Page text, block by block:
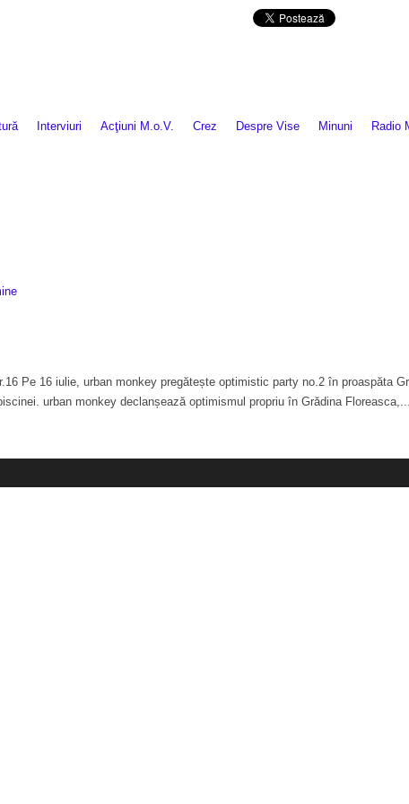
Interviuri Acţiuni M.o.V. Crez Despre Vise Minuni Radio
Pe 16 iulie, urban monkey pregătește optimistic party no.2 în proaspăta
urban monkey declanșează optimismul propriu în Grădina Floreasca,...